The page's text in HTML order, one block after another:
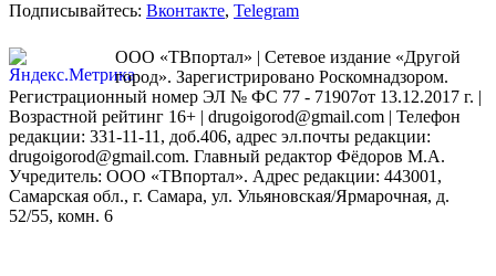
Подписывайтесь: Вконтакте, Telegram
ООО «ТВпортал» | Сетевое издание «Другой
город». Зарегистрировано Роскомнадзором.
Регистрационный номер ЭЛ № ФС 77 - 71907от 13.12.2017 г. |
Возрастной рейтинг 16+ | drugoigorod@gmail.com | Телефон
редакции: 331-11-11, доб.406, адрес эл.почты редакции:
drugoigorod@gmail.com. Главный редактор Фёдоров М.А.
Учредитель: ООО «ТВпортал». Адрес редакции: 443001,
Самарская обл., г. Самара, ул. Ульяновская/Ярмарочная, д.
52/55, комн. 6